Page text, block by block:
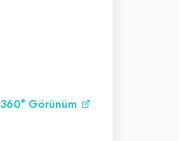
360° Görünüm